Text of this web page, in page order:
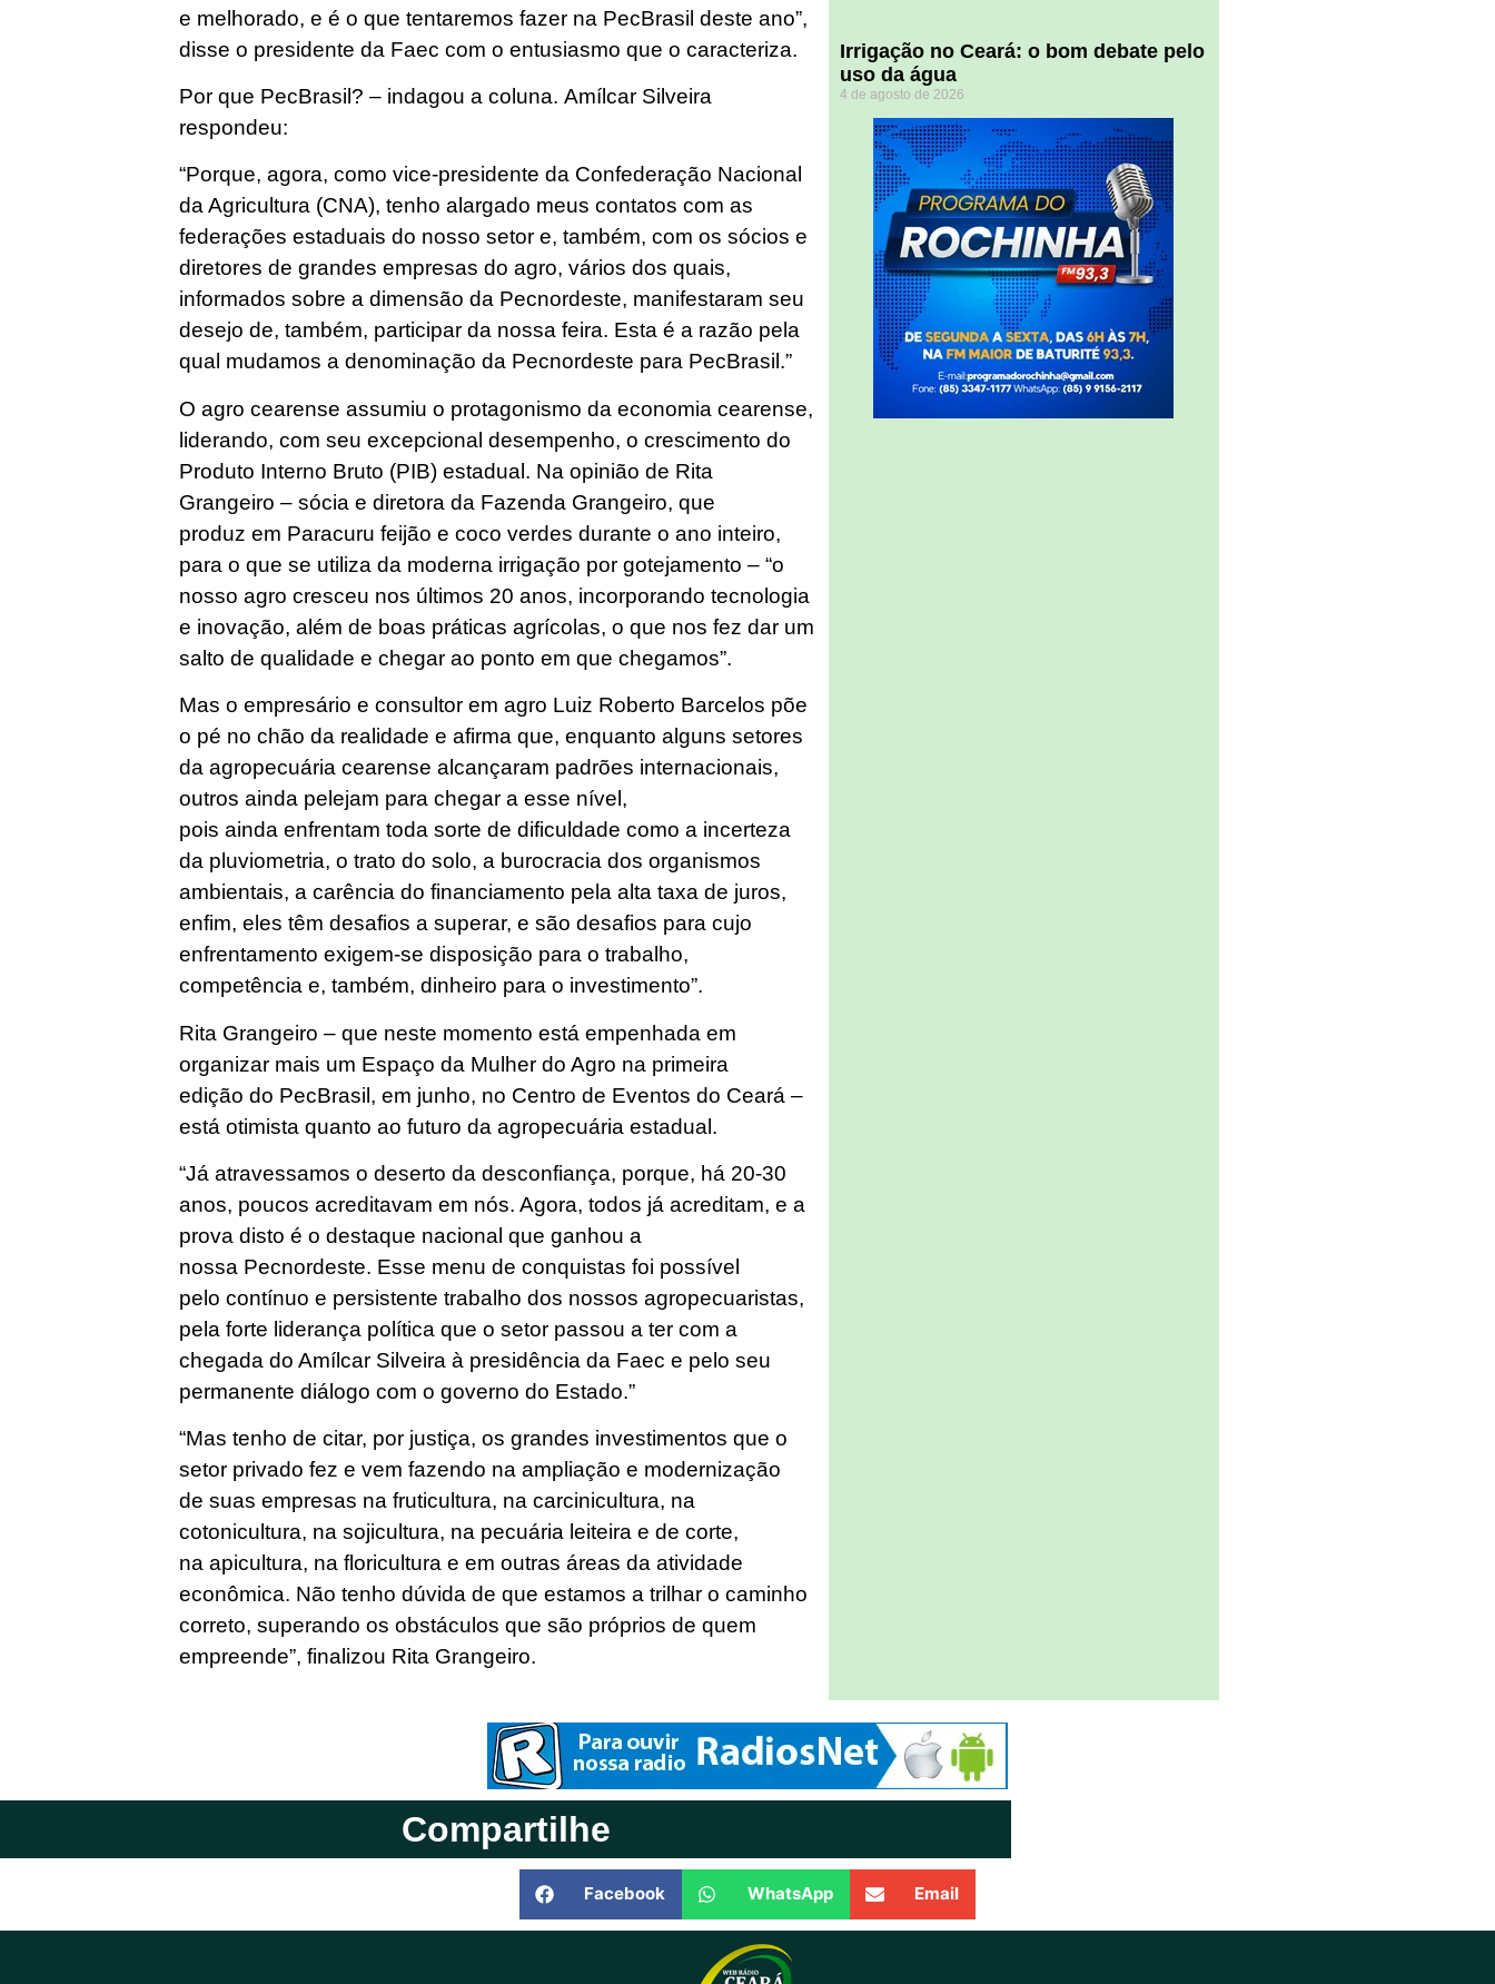
e melhorado, e é o que tentaremos fazer na PecBrasil deste ano”,
disse o presidente da Faec com o entusiasmo que o caracteriza.
Por que PecBrasil? – indagou a coluna. Amílcar Silveira
respondeu:
“Porque, agora, como vice-presidente da Confederação Nacional
da Agricultura (CNA), tenho alargado meus contatos com as
federações estaduais do nosso setor e, também, com os sócios e
diretores de grandes empresas do agro, vários dos quais,
informados sobre a dimensão da Pecnordeste, manifestaram seu
desejo de, também, participar da nossa feira. Esta é a razão pela
qual mudamos a denominação da Pecnordeste para PecBrasil.”
O agro cearense assumiu o protagonismo da economia cearense,
liderando, com seu excepcional desempenho, o crescimento do
Produto Interno Bruto (PIB) estadual. Na opinião de Rita
Grangeiro – sócia e diretora da Fazenda Grangeiro, que
produz em Paracuru feijão e coco verdes durante o ano inteiro,
para o que se utiliza da moderna irrigação por gotejamento – “o
nosso agro cresceu nos últimos 20 anos, incorporando tecnologia
e inovação, além de boas práticas agrícolas, o que nos fez dar um
salto de qualidade e chegar ao ponto em que chegamos”.
Mas o empresário e consultor em agro Luiz Roberto Barcelos põe
o pé no chão da realidade e afirma que, enquanto alguns setores
da agropecuária cearense alcançaram padrões internacionais,
outros ainda pelejam para chegar a esse nível,
pois ainda enfrentam toda sorte de dificuldade como a incerteza
da pluviometria, o trato do solo, a burocracia dos organismos
ambientais, a carência do financiamento pela alta taxa de juros,
enfim, eles têm desafios a superar, e são desafios para cujo
enfrentamento exigem-se disposição para o trabalho,
competência e, também, dinheiro para o investimento”.
Rita Grangeiro – que neste momento está empenhada em
organizar mais um Espaço da Mulher do Agro na primeira
edição do PecBrasil, em junho, no Centro de Eventos do Ceará –
está otimista quanto ao futuro da agropecuária estadual.
“Já atravessamos o deserto da desconfiança, porque, há 20-30
anos, poucos acreditavam em nós. Agora, todos já acreditam, e a
prova disto é o destaque nacional que ganhou a
nossa Pecnordeste. Esse menu de conquistas foi possível
pelo contínuo e persistente trabalho dos nossos agropecuaristas,
pela forte liderança política que o setor passou a ter com a
chegada do Amílcar Silveira à presidência da Faec e pelo seu
permanente diálogo com o governo do Estado.”
“Mas tenho de citar, por justiça, os grandes investimentos que o
setor privado fez e vem fazendo na ampliação e modernização
de suas empresas na fruticultura, na carcinicultura, na
cotonicultura, na sojicultura, na pecuária leiteira e de corte,
na apicultura, na floricultura e em outras áreas da atividade
econômica. Não tenho dúvida de que estamos a trilhar o caminho
correto, superando os obstáculos que são próprios de quem
empreende”, finalizou Rita Grangeiro.
Irrigação no Ceará: o bom debate pelo
uso da água
4 de agosto de 2026
Compartilhe
Facebook WhatsApp Email